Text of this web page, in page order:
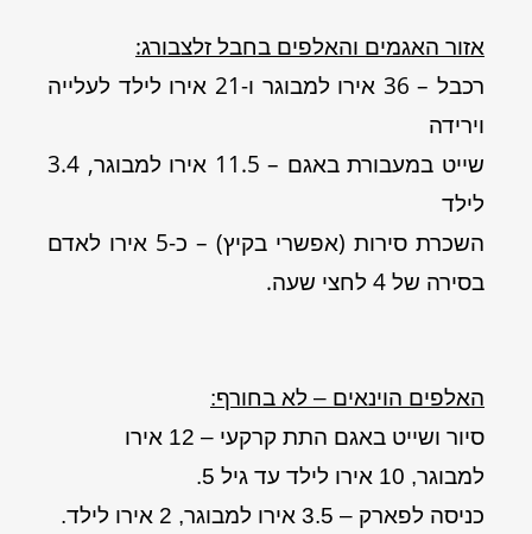
אזור האגמים והאלפים בחבל זלצבורג:
רכבל – 36 אירו למבוגר ו-21 אירו לילד לעלייה
וירידה
שייט במעבורת באגם – 11.5 אירו למבוגר, 3.4
לילד
השכרת סירות (אפשרי בקיץ) – כ-5 אירו לאדם
בסירה של 4 לחצי שעה.
האלפים הוינאים – לא בחורף:
סיור ושייט באגם התת קרקעי – 12 אירו
למבוגר, 10 אירו לילד עד גיל 5.
כניסה לפארק – 3.5 אירו למבוגר, 2 אירו לילד.